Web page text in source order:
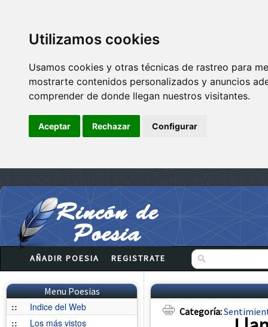
Utilizamos cookies
Usamos cookies y otras técnicas de rastreo para
mostrarte contenidos personalizados y anuncios
comprender de donde llegan nuestros visitantes.
Aceptar Rechazar Configurar
AÑADIR POESIA REGISTRATE
Menu Poesias
::
Indice del Web
::
Los más vistos
Categoría: